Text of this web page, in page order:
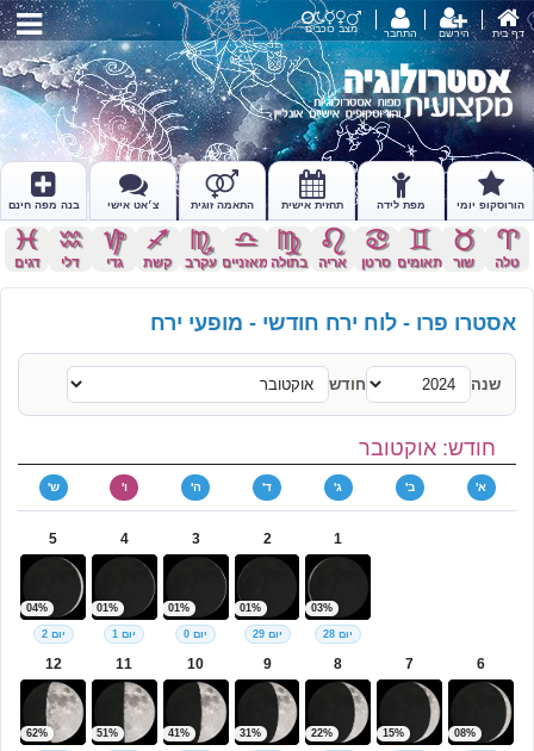
דף בית הירשם התחבר מצב כוכבים
הורוסקופ יומי מפת לידה תחזית אישית התאמה זוגית צ׳אט אישי בנה מפה חינם
a
טלה
s
שור
d
תאומים
f
סרטן
g
אריה
h
בתולה
j
מאזניים
k
עקרב
l
קשת
z
גדי
x
דלי
c
דגים
אסטרו פרו - לוח ירח חודשי - מופעי ירח
שנה חודש
חודש: אוקטובר
א' ב' ג' ד' ה' ו' ש'
1
03%
יום 28
2
01%
יום 29
3
01%
יום 0
4
01%
יום 1
5
04%
יום 2
6
08%
7
15%
8
22%
9
31%
10
41%
11
51%
12
62%